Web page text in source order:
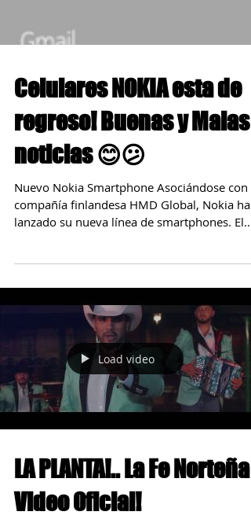
Celulares NOKIA esta de
regreso! Buenas y Malas
noticias 😊😕
Nuevo Nokia Smartphone Asociándose con
lanzado su nueva línea de smartphones. El
nuevo Nokia...